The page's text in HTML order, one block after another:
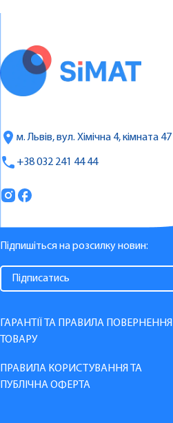
м. Львів, вул. Хімічна 4, кімната 47
+38 032 241 44 44
Підпишіться на розсилку новин:
ГАРАНТІЇ ТА ПРАВИЛА ПОВЕРНЕННЯ
ТОВАРУ
ПРАВИЛА КОРИСТУВАННЯ ТА
ПУБЛІЧНА ОФЕРТА